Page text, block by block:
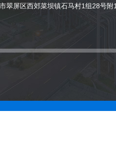
翠屏区西郊菜坝镇石马村1组28号附